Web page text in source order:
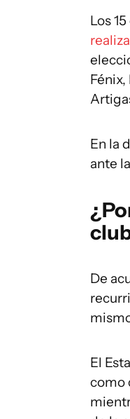
Los
En la
ante
De
El
como